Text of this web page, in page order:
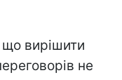
вирішити
не